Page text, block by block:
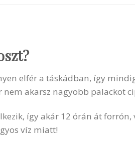
elfér a táskádban, így
akarsz nagyobb palackot
így akár 12 órán át
víz miatt!